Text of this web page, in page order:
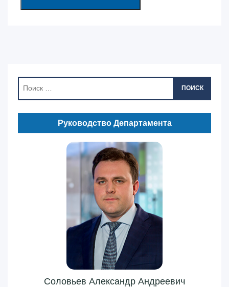
ПОИСК
Руководство Департамента
Соловьев Александр Андреевич